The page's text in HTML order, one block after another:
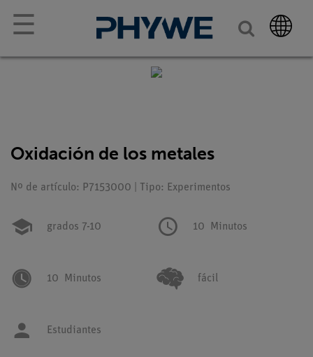
☰
Oxidación de los metales
Nº de artículo: P7153000 | Tipo: Experimentos
grados 7-10 10 Minutos
10 Minutos fácil
Estudiantes